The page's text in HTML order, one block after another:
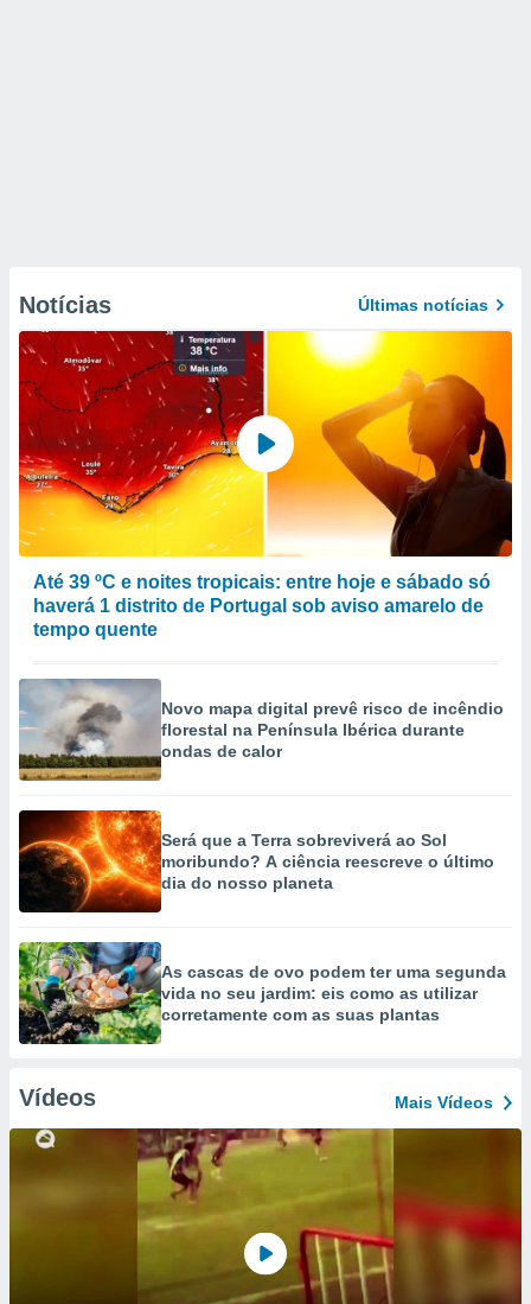
Notícias Últimas notícias
Até 39 ºC e noites tropicais: entre hoje e sábado só
haverá 1 distrito de Portugal sob aviso amarelo de
tempo quente
Novo mapa digital prevê risco de incêndio
florestal na Península Ibérica durante
ondas de calor
Será que a Terra sobreviverá ao Sol
moribundo? A ciência reescreve o último
dia do nosso planeta
As cascas de ovo podem ter uma segunda
vida no seu jardim: eis como as utilizar
corretamente com as suas plantas
Vídeos Mais Vídeos